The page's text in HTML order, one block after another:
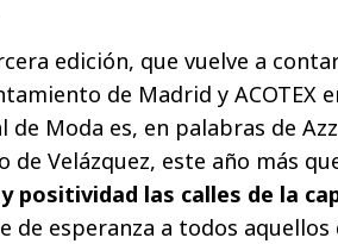
edición, que vuelve a
de Madrid y ACOTEX
Moda es, en palabras de
de Velázquez, este año más
positividad las calles de la
de esperanza a todos aquellos